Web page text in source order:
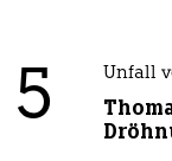
5 Unfall